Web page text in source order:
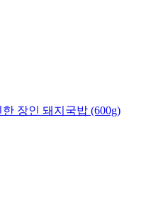
장인 돼지국밥 (600g)